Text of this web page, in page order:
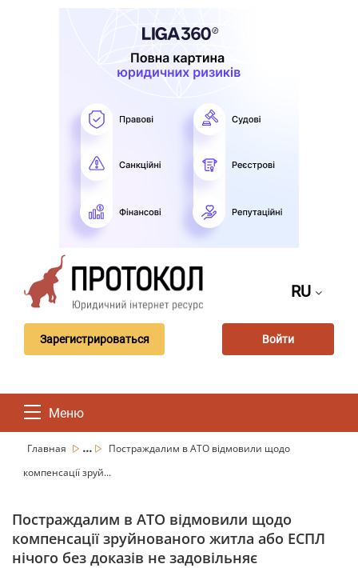
RU
Зарегистрироваться Войти
Меню
Главная ...
Постраждалим в АТО відмовили щодо
компенсації зруй...
Постраждалим в АТО відмовили щодо
компенсації зруйнованого житла або ЕСПЛ
нічого без доказів не задовільняє